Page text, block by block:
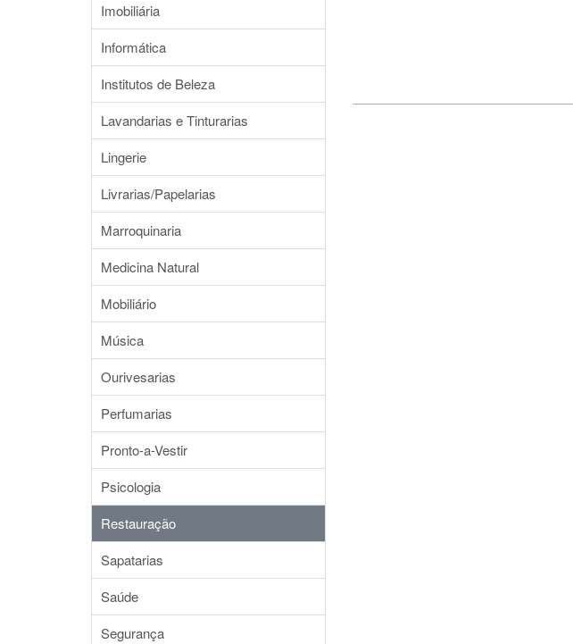
Imobiliária
Informática
Institutos de Beleza
Lavandarias e Tinturarias
Lingerie
Livrarias/Papelarias
Marroquinaria
Medicina Natural
Mobiliário
Música
Ourivesarias
Perfumarias
Pronto-a-Vestir
Psicologia
Restauração
Sapatarias
Saúde
Segurança